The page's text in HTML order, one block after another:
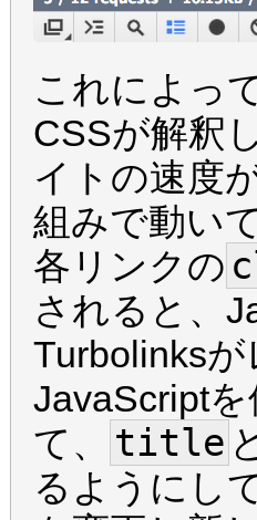
これによっ
CSSが解釈
イトの速度
組みで動い
各リンクの
されると、
Turbolinks
JavaScript
て、
title
るようにし